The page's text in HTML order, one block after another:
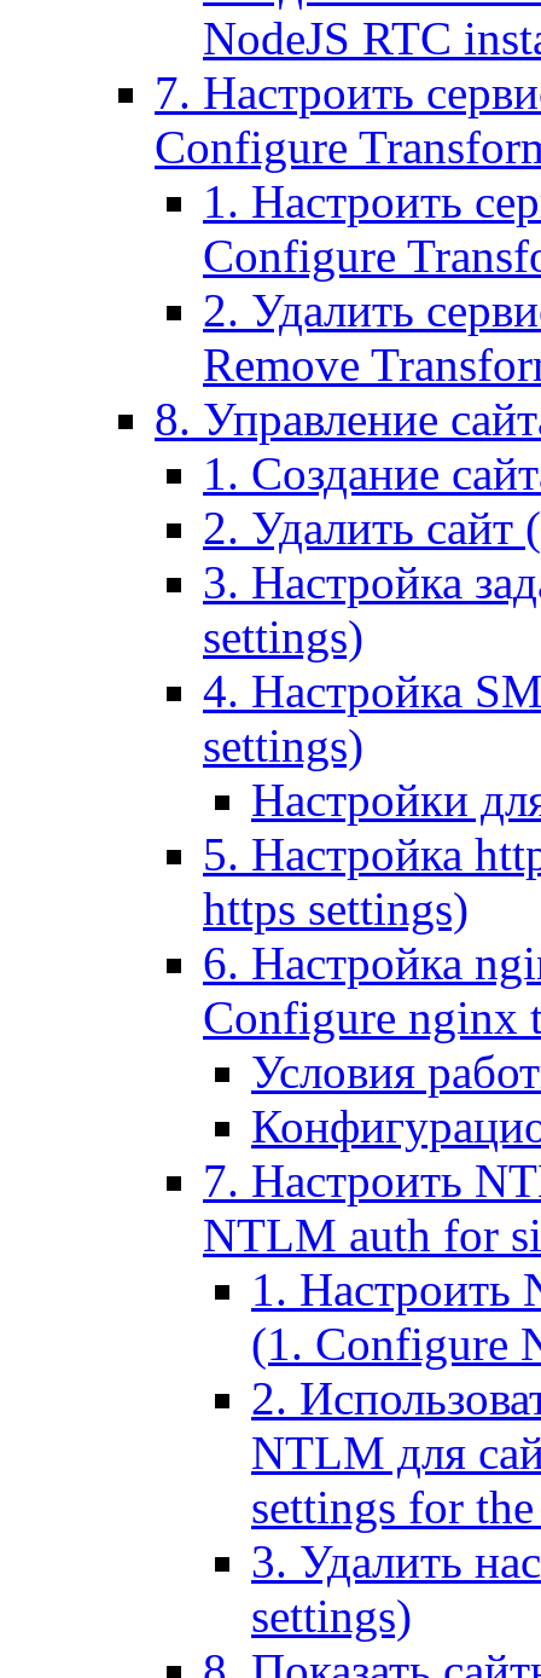
NodeJS RTC
7. Настроить
Configure
1. Настроить
Configure
2. Удалить
Remove
8. Управление
1. Создание
2. Удалить сайт
3. Настройка
settings)
4. Настройка
settings)
Настройки
5. Настройка
https settings)
6. Настройка
Configure nginx
Условия
7. Настроить
NTLM auth for
1. Настроить
(1. Configure
2.
NTLM для
settings for
3. Удалить
settings)